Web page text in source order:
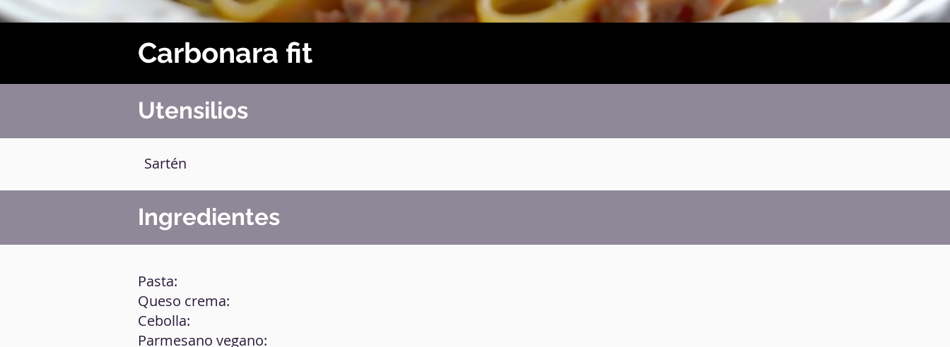
Carbonara fit
Utensilios
Sartén
Ingredientes
Pasta:
Queso crema:
Cebolla:
Parmesano vegano: